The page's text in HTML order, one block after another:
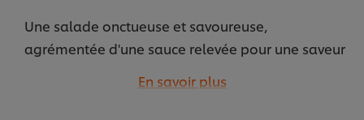
Une salade onctueuse et savoureuse,
agrémentée d'une sauce relevée pour une saveur
En savoir plus